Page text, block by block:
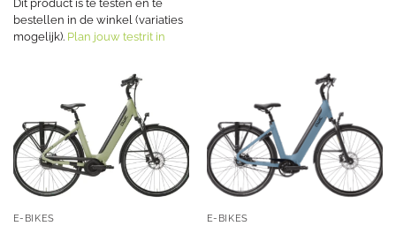
Dit product is te testen en te
bestellen in de winkel (variaties
mogelijk). Plan jouw testrit in
E-BIKES E-BIKES